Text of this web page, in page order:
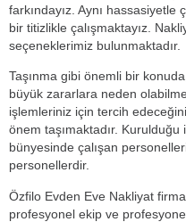
farkındayız. Aynı hassasiyetle
bir titizlikle çalışmaktayız.
seçeneklerimiz bulunmaktadır.
Taşınma gibi önemli bir
büyük zararlara neden
işlemleriniz için tercih
önem taşımaktadır.
bünyesinde çalışan
personellerdir.
Özfilo Evden Eve Nakliyat
profesyonel ekip ve